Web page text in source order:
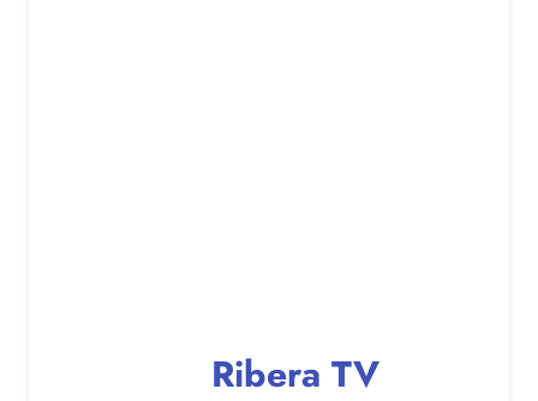
Ribera TV